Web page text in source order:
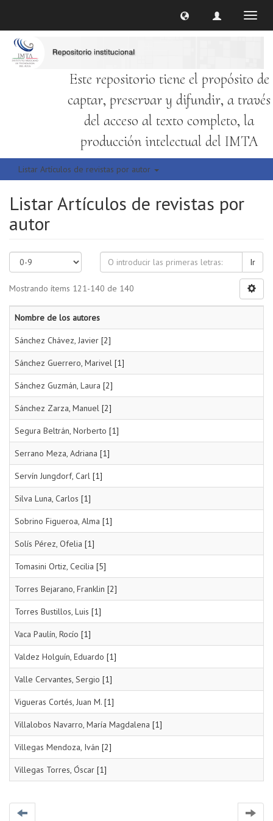
Este repositorio tiene el propósito de
captar, preservar y difundir, a través
del acceso al texto completo, la
producción intelectual del IMTA
Listar Artículos de revistas por autor
Listar Artículos de revistas por
autor
Ir
Mostrando ítems 121-140 de 140
Nombre de los autores
Sánchez Chávez, Javier [2]
Sánchez Guerrero, Marivel [1]
Sánchez Guzmán, Laura [2]
Sánchez Zarza, Manuel [2]
Segura Beltrán, Norberto [1]
Serrano Meza, Adriana [1]
Servín Jungdorf, Carl [1]
Silva Luna, Carlos [1]
Sobrino Figueroa, Alma [1]
Solís Pérez, Ofelia [1]
Tomasini Ortiz, Cecilia [5]
Torres Bejarano, Franklin [2]
Torres Bustillos, Luis [1]
Vaca Paulín, Rocío [1]
Valdez Holguín, Eduardo [1]
Valle Cervantes, Sergio [1]
Vigueras Cortés, Juan M. [1]
Villalobos Navarro, María Magdalena [1]
Villegas Mendoza, Iván [2]
Villegas Torres, Óscar [1]